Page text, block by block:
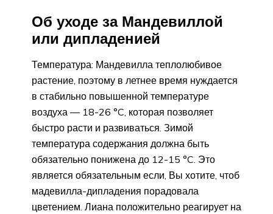
Об уходе за Мандевиллой
или дипладенией
Температура: Мандевилла теплолюбивое
растение, поэтому в летнее время нуждается
в стабильно повышенной температуре
воздуха — 18-26 °C, которая позволяет
быстро расти и развиваться. Зимой
температура содержания должна быть
обязательно понижена до 12-15 °C. Это
является обязательным если, Вы хотите, чтоб
мадевилла-дипладения порадовала
цветением. Лиана положительно реагирует на